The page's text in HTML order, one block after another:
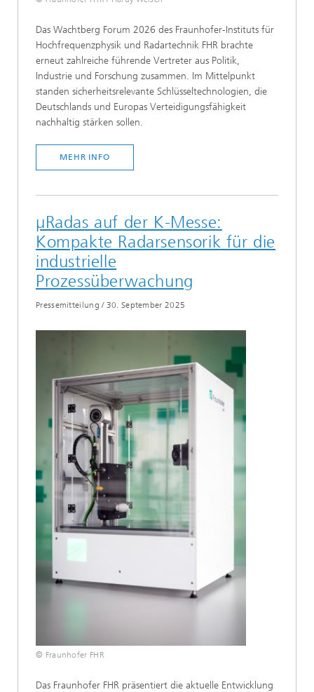
Das Wachtberg Forum 2026 des Fraunhofer-Instituts für
Hochfrequenzphysik und Radartechnik FHR brachte
erneut zahlreiche führende Vertreter aus Politik,
Industrie und Forschung zusammen. Im Mittelpunkt
standen sicherheitsrelevante Schlüsseltechnologien, die
Deutschlands und Europas Verteidigungsfähigkeit
nachhaltig stärken sollen.
MEHR INFO
µRadas auf der K-Messe:
Kompakte Radarsensorik für die
industrielle
Prozessüberwachung
Pressemitteilung / 30. September 2025
© Fraunhofer FHR
Das Fraunhofer FHR präsentiert die aktuelle Entwicklung